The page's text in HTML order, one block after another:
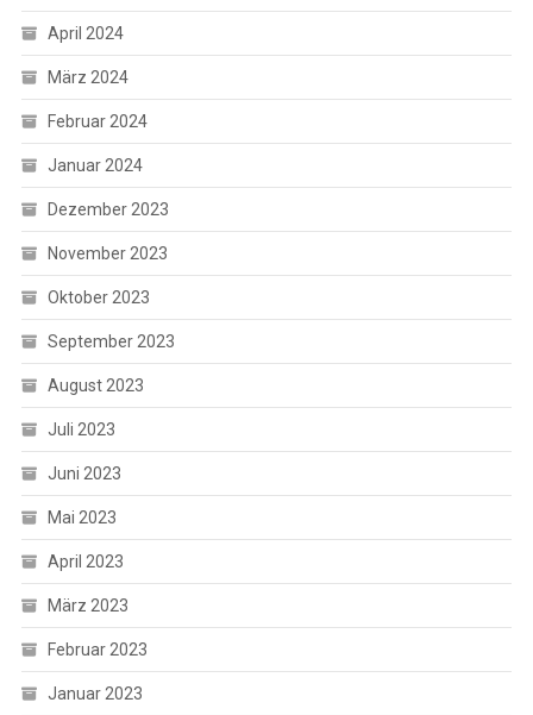
April 2024
März 2024
Februar 2024
Januar 2024
Dezember 2023
November 2023
Oktober 2023
September 2023
August 2023
Juli 2023
Juni 2023
Mai 2023
April 2023
März 2023
Februar 2023
Januar 2023